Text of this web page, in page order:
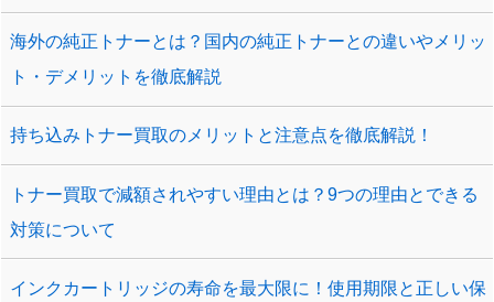
海外の純正トナーとは？国内の純正トナーとの違いやメリッ
ト・デメリットを徹底解説
持ち込みトナー買取のメリットと注意点を徹底解説！
トナー買取で減額されやすい理由とは？9つの理由とできる
対策について
インクカートリッジの寿命を最大限に！使用期限と正しい保